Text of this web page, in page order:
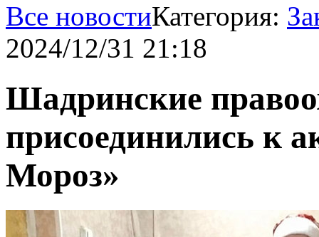
Все новостиКатегория:
2024/12/31 21:18
Шадринские
присоединились к
Мороз»